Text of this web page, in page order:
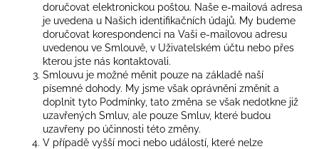
doručovat elektronickou poštou. Naše e-mailová adresa
je uvedena u Našich identifikačních údajů. My budeme
doručovat korespondenci na Vaši e-mailovou adresu
uvedenou ve Smlouvě, v Uživatelském účtu nebo přes
kterou jste nás kontaktovali.
Smlouvu je možné měnit pouze na základě naší
písemné dohody. My jsme však oprávněni změnit a
doplnit tyto Podmínky, tato změna se však nedotkne již
uzavřených Smluv, ale pouze Smluv, které budou
uzavřeny po účinnosti této změny.
V případě vyšší moci nebo událostí, které nelze